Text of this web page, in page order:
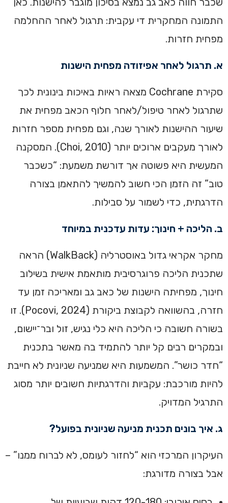
התמונה המחקרית די עקבית: תרגול לאחר ההחלמה
מפחית חזרות.
א. תרגול לאחר אפיזודה מפחית הישנות
סקירת Cochrane מצאה ראיות באיכות בינונית לכך
שתרגול לאחר טיפול/לאחר חלוף הכאב מפחית את
שיעור ההישנות לאורך שנה, וגם מפחית מספר חזרות
לאורך מעקבים ארוכים יותר (Choi, 2010). המסקנה
המעשית היא פשוטה אך דורשת משמעת: “כשכבר
טוב” זה הזמן הכי חשוב להמשיך להתאמן בצורה
הדרגתית, כדי לשמור על סבילות.
ב. הליכה + חינוך: עדות עדכנית במיוחד
מחקר אקראי גדול באוסטרליה (WalkBack) הראה
שתכנית הליכה פרוגרסיבית מותאמת אישית בשילוב
חינוך, מפחיתה הישנות של כאב גב ומאריכה זמן עד
חזרה, בהשוואה לקבוצת ביקורת (Pocovi, 2024). זו
בשורה חשובה כי הליכה היא כלי נגיש, זול ובר־יישום,
ובמקרים רבים קל יותר להתמיד בה מאשר בתכנית
“חדר כושר”. המשמעות היא שמניעה שניונית לא חייבת
להיות מורכבת: עקביות והדרגתיות חשובים יותר מסוג
התרגיל המדויק.
ג. איך בונים תכנית מניעה שניונית בפועל?
העיקרון המרכזי הוא “לחזור לעומס, לא לברוח ממנו” –
אבל בצורה מדורגת: